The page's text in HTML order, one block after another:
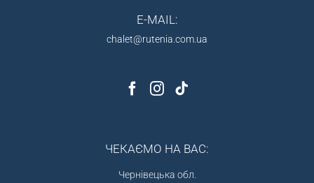
E-MAIL:
chalet@rutenia.com.ua
ЧЕКАЄМО НА ВАС:
Чернівецька обл.